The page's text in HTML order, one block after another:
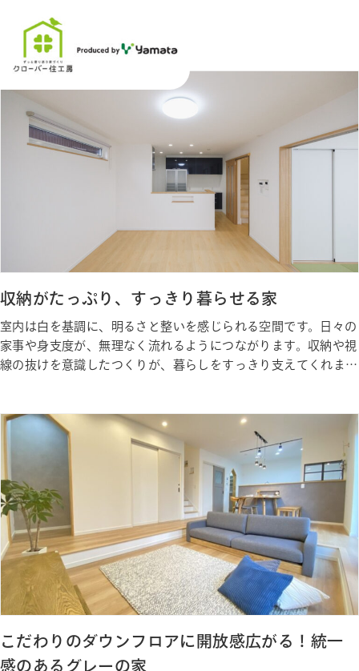
お客様の声
収納がたっぷり、すっきり暮らせる家
室内は白を基調に、明るさと整いを感じられる空間です。日々の
家事や身支度が、無理なく流れるようにつながります。収納や視
線の抜けを意識したつくりが、暮らしをすっきり支えてくれま
こだわりのダウンフロアに開放感広がる！統一
感のあるグレーの家